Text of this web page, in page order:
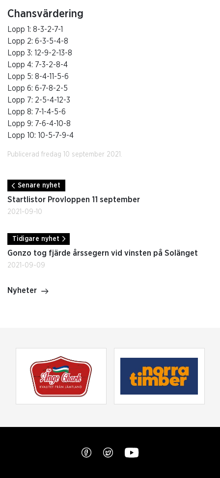
Chansvärdering
Lopp 1: 8-3-2-7-1
Lopp 2: 6-3-5-4-8
Lopp 3: 12-9-2-13-8
Lopp 4: 7-3-2-8-4
Lopp 5: 8-4-11-5-6
Lopp 6: 6-7-8-2-5
Lopp 7: 2-5-4-12-3
Lopp 8: 7-1-4-5-6
Lopp 9: 7-6-4-10-8
Lopp 10: 10-5-7-9-4
Publicerad fredag 10 september 2021.
Senare nyhet
Startlistor Provloppen 11 september
2021-09-10
Tidigare nyhet
Gonzo tog fjärde årssegern vid vinsten på Solänget
2021-09-09
Nyheter